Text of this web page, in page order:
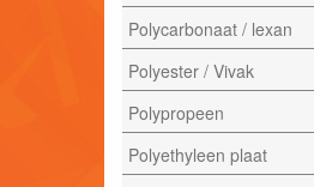
Polycarbonaat / lexan
Polyester / Vivak
Polypropeen
Polyethyleen plaat